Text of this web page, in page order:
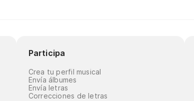
Participa
Crea tu perfil musical
Envía álbumes
Envía letras
Correcciones de letras